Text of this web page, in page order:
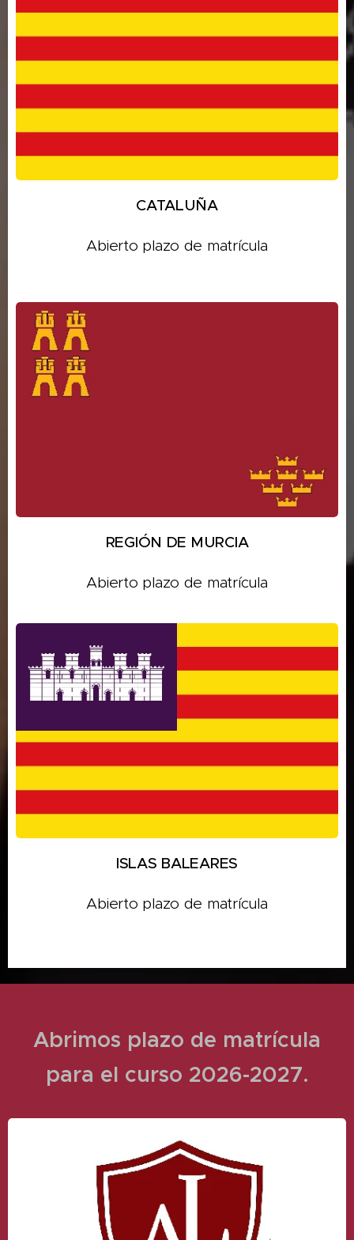
CATALUÑA
Abierto plazo de matrícula
REGIÓN DE MURCIA
Abierto plazo de matrícula
ISLAS BALEARES
Abierto plazo de matrícula
Abrimos plazo de matrícula
para el curso 2026-2027.